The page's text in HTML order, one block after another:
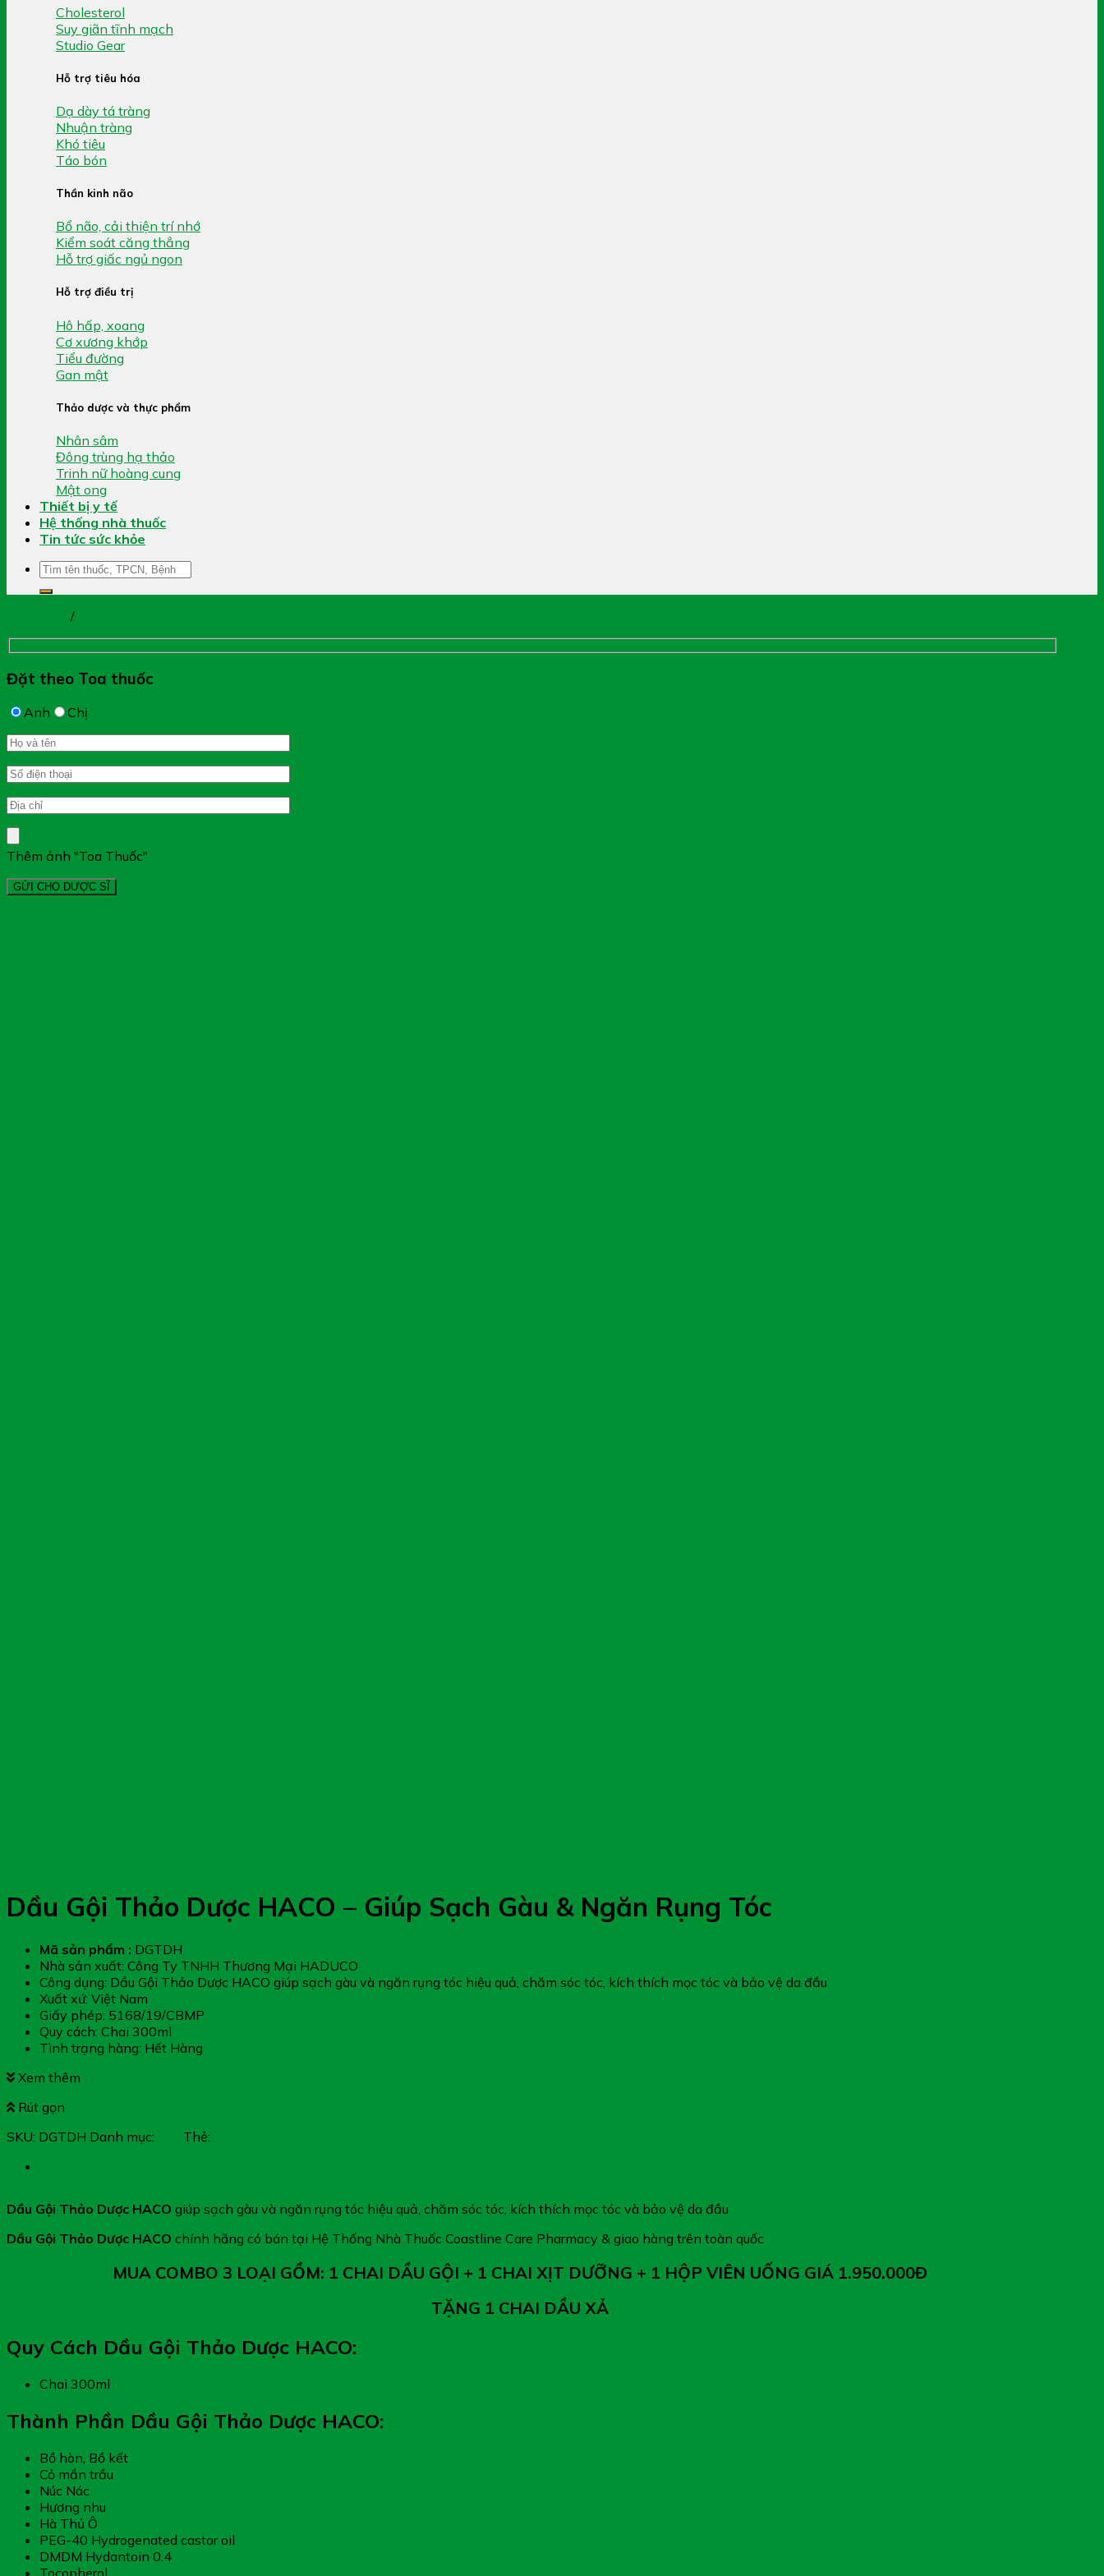
Cholesterol
Suy giãn tĩnh mạch
Studio Gear
Hỗ trợ tiêu hóa
Dạ dày tá tràng
Nhuận tràng
Khó tiêu
Táo bón
Thần kinh não
Bổ não, cải thiện trí nhớ
Kiểm soát căng thẳng
Hỗ trợ giấc ngủ ngon
Hỗ trợ điều trị
Hô hấp, xoang
Cơ xương khớp
Tiểu đường
Gan mật
Thảo dược và thực phẩm
Nhân sâm
Đông trùng hạ thảo
Trinh nữ hoàng cung
Mật ong
Thiết bị y tế
Hệ thống nhà thuốc
Tin tức sức khỏe
Tìm
kiếm:
/
Đặt theo Toa thuốc
Anh Chị
Thêm ảnh "Toa Thuốc"
Dầu Gội Thảo Dược HACO – Giúp Sạch Gàu & Ngăn Rụng Tóc
Mã sản phẩm : DGTDH
Nhà sản xuất: Công Ty TNHH Thương Mại HADUCO
Công dụng: Dầu Gội Thảo Dược HACO giúp sạch gàu và ngăn rụng tóc hiệu quả, chăm sóc tóc, kích thích mọc tóc và bảo vệ da đầu
Xuất xứ: Việt Nam
Giấy phép: 5168/19/CBMP
Quy cách: Chai 300ml
Tình trạng hàng: Hết Hàng
Xem thêm
Rút gọn
SKU: DGTDH Danh mục: Thẻ:
Dầu Gội Thảo Dược HACO giúp sạch gàu và ngăn rụng tóc hiệu quả, chăm sóc tóc, kích thích mọc tóc và bảo vệ da đầu
Dầu Gội Thảo Dược HACO chính hãng có bán tại Hệ Thống Nhà Thuốc Coastline Care Pharmacy & giao hàng trên toàn quốc
MUA COMBO 3 LOẠI GỒM: 1 CHAI DẦU GỘI + 1 CHAI XỊT DƯỠNG + 1 HỘP VIÊN UỐNG GIÁ 1.950.000Đ
TẶNG 1 CHAI DẦU XẢ
Quy Cách Dầu Gội Thảo Dược HACO:
Chai 300ml
Thành Phần Dầu Gội Thảo Dược HACO:
Bồ hòn, Bồ kết
Cỏ mần trầu
Núc Nác
Hương nhu
Hà Thủ Ô
PEG-40 Hydrogenated castor oil
DMDM Hydantoin 0.4
Tocopherol